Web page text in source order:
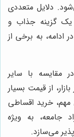
دلایل متعددی
یک گزینه جذاب و
ادامه، به برخی از
در مقایسه با سایر
از قیمت بسیار
خرید اقساطی
جامعه، به ویژه
می‌سازد.